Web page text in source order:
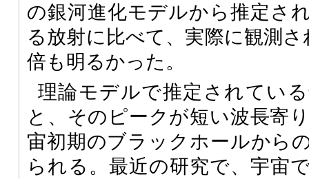
の銀河進化モデルから推定さ
る放射に比べて、実際に観測
倍も明るかった。
理論モデルで推定されてい
と、そのピークが短い波長寄
宙初期のブラックホールから
られる。最近の研究で、宇宙